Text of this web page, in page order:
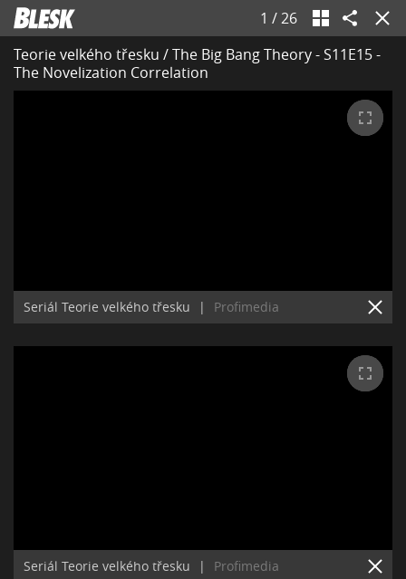
1 /26
Teorie velkého třesku / The Big Bang Theory - S11E15 -
The Novelization Correlation
Seriál Teorie velkého třesku | Profimedia
Seriál Teorie velkého třesku | Profimedia